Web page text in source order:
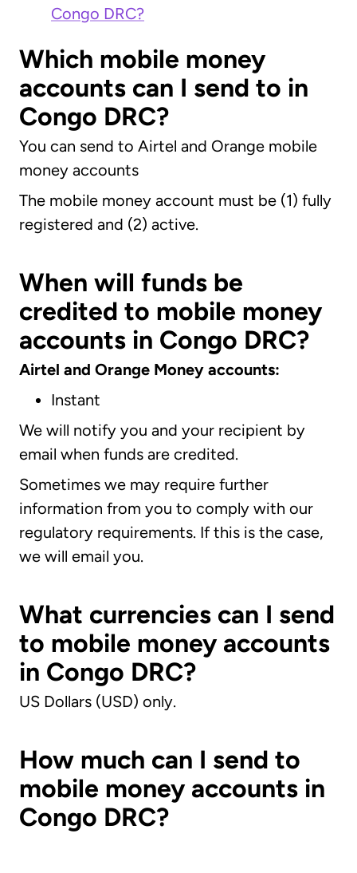
Congo DRC?
Which mobile money
accounts can I send to in
Congo DRC?
You can send to Airtel and Orange mobile
money accounts
The mobile money account must be (1) fully
registered and (2) active.
When will funds be
credited to mobile money
accounts in Congo DRC?
Airtel and Orange Money accounts:
Instant
We will notify you and your recipient by
email when funds are credited.
Sometimes we may require further
information from you to comply with our
regulatory requirements. If this is the case,
we will email you.
What currencies can I send
to mobile money accounts
in Congo DRC?
US Dollars (USD) only.
How much can I send to
mobile money accounts in
Congo DRC?